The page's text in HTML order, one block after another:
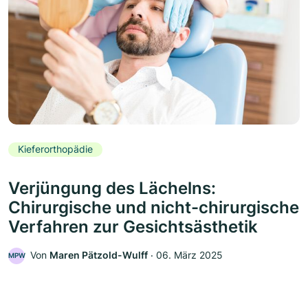
Kieferorthopädie
Verjüngung des Lächelns:
Chirurgische und nicht-chirurgische
Verfahren zur Gesichtsästhetik
MPW Von Maren Pätzold-Wulff ‧ 06. März 2025